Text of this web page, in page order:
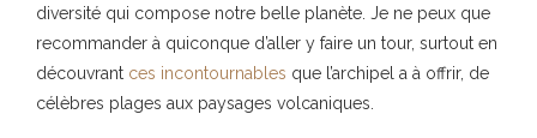
diversité qui compose notre belle planète. Je ne peux que
recommander à quiconque d’aller y faire un tour, surtout en
découvrant ces incontournables que l’archipel a à offrir, de
célèbres plages aux paysages volcaniques.